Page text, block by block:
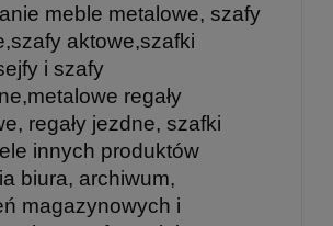
meble metalowe, szafy
aktowe,szafki
i szafy
regały
regały jezdne, szafki
innych produktów
biura, archiwum,
magazynowych i